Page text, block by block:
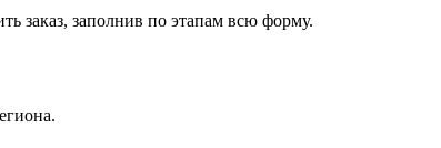
заказ, заполнив по этапам всю форму.